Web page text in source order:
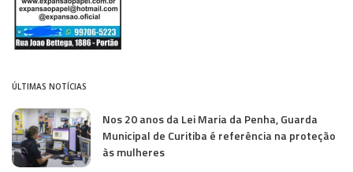
ÚLTIMAS NOTÍCIAS
Nos 20 anos da Lei Maria da Penha, Guarda
Municipal de Curitiba é referência na proteção
às mulheres